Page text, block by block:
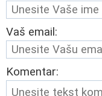
Vaš email:
Komentar: